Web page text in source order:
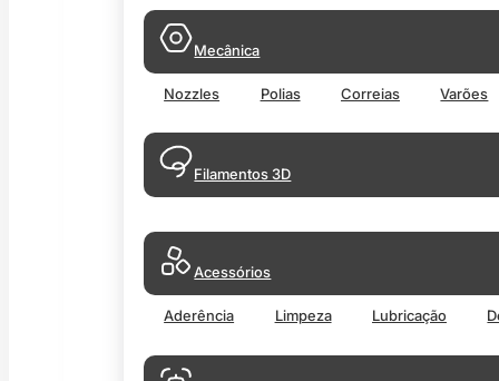
Mecânica
Nozzles Polias Correias Varões
Filamentos 3D
Acessórios
Aderência Limpeza Lubricação